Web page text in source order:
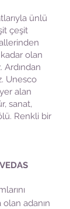
ünlü
çeşit
olan
Ardından
Unesco
alan
sanat,
Renkli bir
adanın